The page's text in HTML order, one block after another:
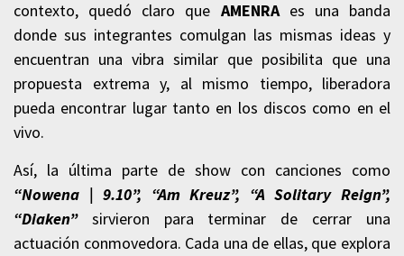
contexto, quedó claro que AMENRAes una banda
donde sus integrantes comulgan las mismas ideas y
encuentran una vibra similar que posibilita que una
propuesta extrema y, al mismo tiempo, liberadora
pueda encontrar lugar tanto en los discos como en el
vivo.
Así, la última parte de show con canciones como
“Nowena | 9.10”, “Am Kreuz”, “A Solitary Reign”,
“Diaken”sirvieron para terminar de cerrar una
actuación conmovedora. Cada una de ellas, que explora